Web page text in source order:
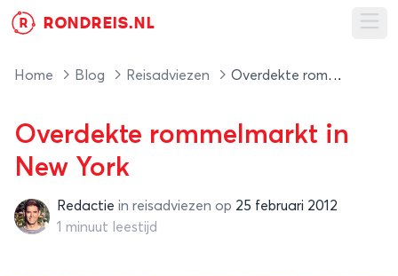
R RONDREIS.NL
Home Blog Reisadviezen Overdekte rommelmarkt in New York
Overdekte rommelmarkt in
New York
RedactieRedactie in reisadviezen op 25 februari 2012
1 minuut leestijd